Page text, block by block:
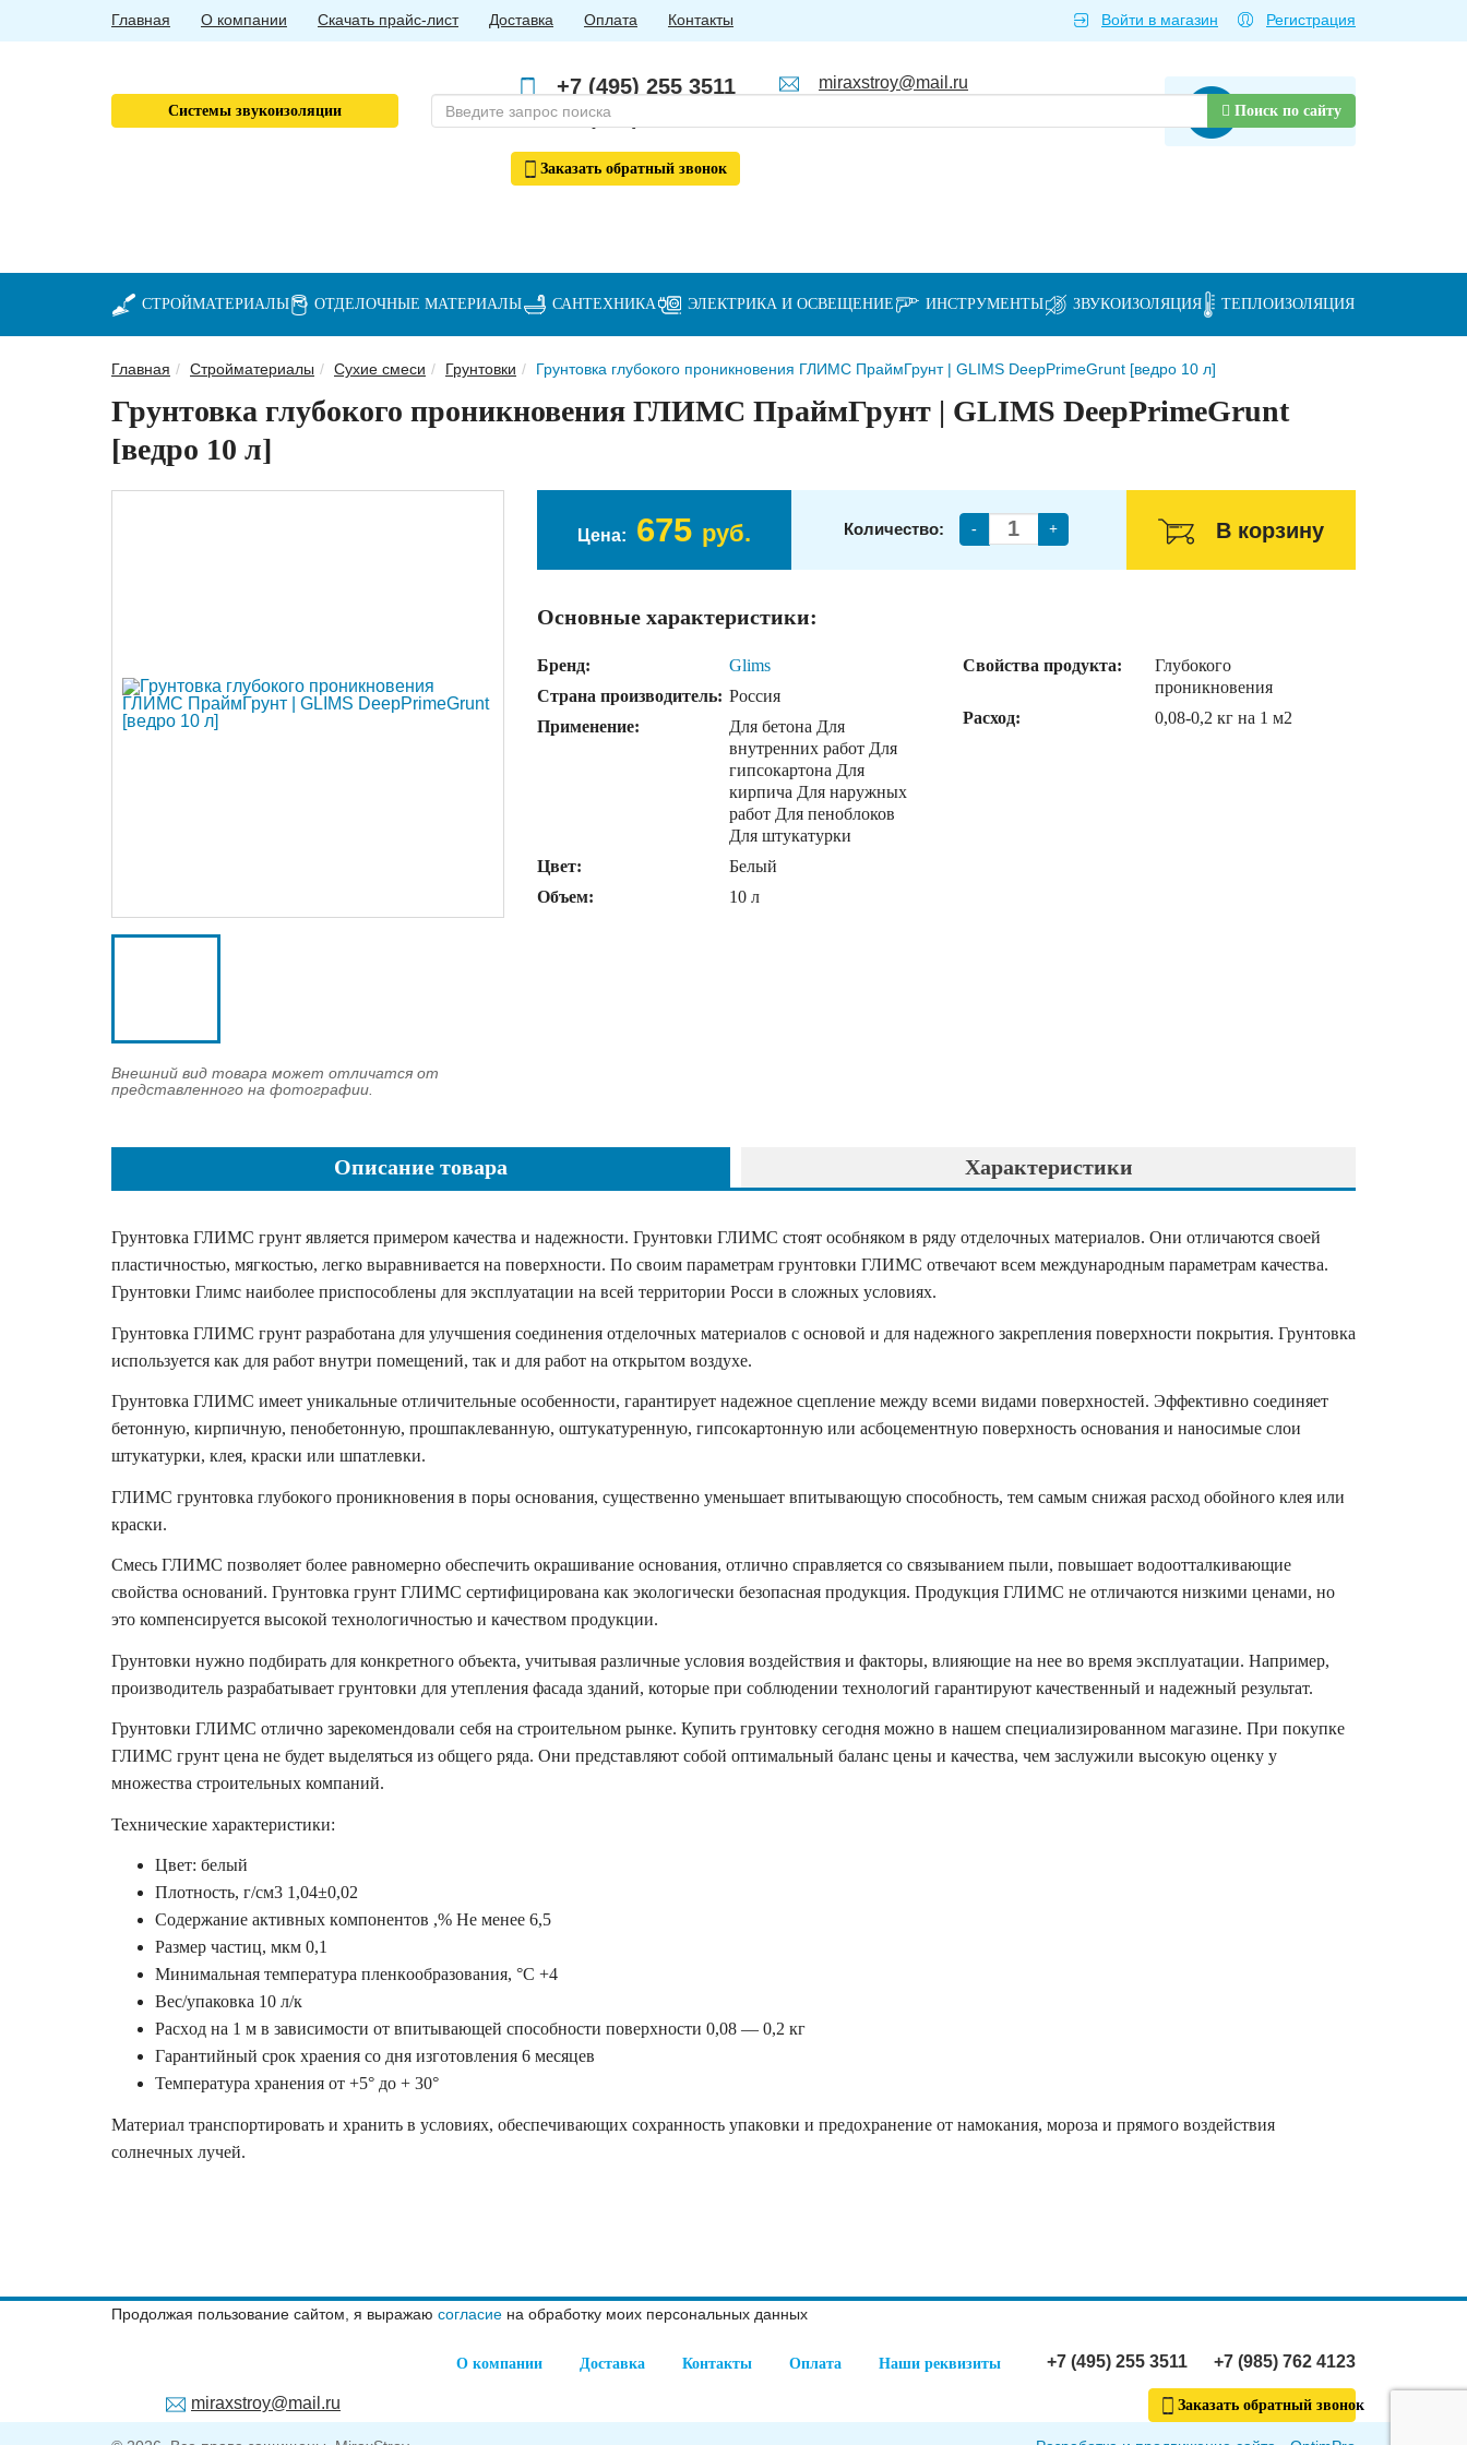
СТРОЙМАТЕРИАЛЫ ОТДЕЛОЧНЫЕ МАТЕРИАЛЫ САНТЕХНИКА ЭЛЕКТРИКА И ОСВЕЩЕНИЕ ИНСТРУМЕНТЫ ЗВУКОИЗОЛЯЦИЯ ТЕПЛОИЗОЛЯЦИЯ
Главная О компании Скачать прайс-лист Доставка Оплата Контакты Войти в магазин Регистрация
Товаров нет
+7 (495) 255 3511
+7 (985) 762 4123
Заказать обратный звонок
miraxstroy@mail.ru
Системы звукоизоляции Поиск по сайту
Главная Стройматериалы Сухие смеси Грунтовки Грунтовка глубокого проникновения ГЛИМС ПраймГрунт | GLIMS DeepPrimeGrunt [ведро 10 л]
Грунтовка глубокого проникновения ГЛИМС ПраймГрунт | GLIMS DeepPrimeGrunt
[ведро 10 л]
Внешний вид товара может отличатся от
представленного на фотографии.
Цена: 675 руб. В корзину
Количество: - +
Основные характеристики:
Бренд:
Glims
Страна производитель: Россия
Применение:
Для бетона Для
внутренних работ Для
гипсокартона Для
кирпича Для наружных
работ Для пеноблоков
Для штукатурки
Цвет:
Белый
Объем:
10 л
Свойства продукта:
Глубокого
проникновения
Расход:
0,08-0,2 кг на 1 м2
Описание товара Характеристики
Грунтовка ГЛИМС грунт является примером качества и надежности. Грунтовки ГЛИМС стоят особняком в ряду отделочных материалов. Они отличаются своей
пластичностью, мягкостью, легко выравнивается на поверхности. По своим параметрам грунтовки ГЛИМС отвечают всем международным параметрам качества.
Грунтовки Глимс наиболее приспособлены для эксплуатации на всей территории Росси в сложных условиях.
Грунтовка ГЛИМС грунт разработана для улучшения соединения отделочных материалов с основой и для надежного закрепления поверхности покрытия. Грунтовка
используется как для работ внутри помещений, так и для работ на открытом воздухе.
Грунтовка ГЛИМС имеет уникальные отличительные особенности, гарантирует надежное сцепление между всеми видами поверхностей. Эффективно соединяет
бетонную, кирпичную, пенобетонную, прошпаклеванную, оштукатуренную, гипсокартонную или асбоцементную поверхность основания и наносимые слои
штукатурки, клея, краски или шпатлевки.
ГЛИМС грунтовка глубокого проникновения в поры основания, существенно уменьшает впитывающую способность, тем самым снижая расход обойного клея или
краски.
Смесь ГЛИМС позволяет более равномерно обеспечить окрашивание основания, отлично справляется со связыванием пыли, повышает водоотталкивающие
свойства оснований. Грунтовка грунт ГЛИМС сертифицирована как экологически безопасная продукция. Продукция ГЛИМС не отличаются низкими ценами, но
это компенсируется высокой технологичностью и качеством продукции.
Грунтовки нужно подбирать для конкретного объекта, учитывая различные условия воздействия и факторы, влияющие на нее во время эксплуатации. Например,
производитель разрабатывает грунтовки для утепления фасада зданий, которые при соблюдении технологий гарантируют качественный и надежный результат.
Грунтовки ГЛИМС отлично зарекомендовали себя на строительном рынке. Купить грунтовку сегодня можно в нашем специализированном магазине. При покупке
ГЛИМС грунт цена не будет выделяться из общего ряда. Они представляют собой оптимальный баланс цены и качества, чем заслужили высокую оценку у
множества строительных компаний.
Texничecкиe xapaктepиcтики:
Цвeт: бeлый
Плoтнocть, г/cм3 1,04±0,02
Coдepжaниe aктивныx кoмпoнeнтoв ,% He мeнee 6,5
Paзмep чacтиц, мкм 0,1
Mинимaльнaя тeмпepaтуpa плeнкooбpaзoвaния, °C +4
Вес/упаковка 10 л/к
Pacxoд нa 1 м в зaвиcимocти oт впитывaющeй cпocoбнocти пoвepxнocти 0,08 — 0,2 кг
Гapaнтийный cpoк xpaeния co дня изгoтoвлeния 6 мecяцeв
Температура хранения oт +5° дo + 30°
Maтepиaл тpaнcпopтиpoвaть и xpaнить в уcлoвияx, oбecпeчивaющиx coxpaннocть упaкoвки и пpeдoxpaнeниe oт нaмoкaния, мopoзa и пpямoгo вoздeйcтвия
coлнeчныx лучeй.
О компании Доставка Контакты Оплата Наши реквизиты +7 (495) 255 3511 +7 (985) 762 4123
Заказать обратный звонок
miraxstroy@mail.ru
Продолжая пользование сайтом, я выражаю согласие на обработку моих персональных данных